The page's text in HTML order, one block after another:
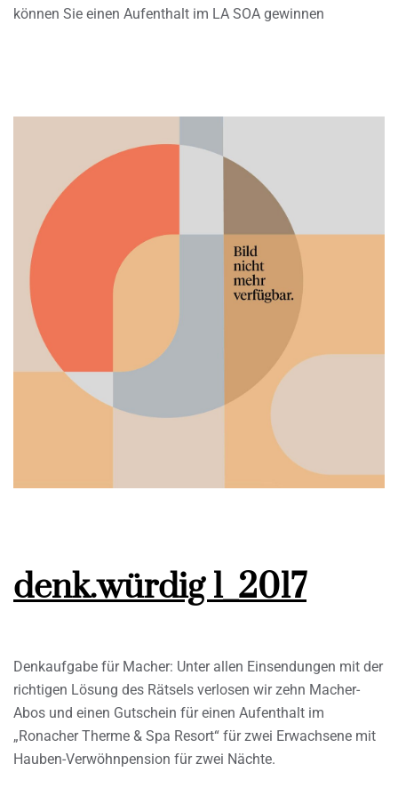
können Sie einen Aufenthalt im LA SOA gewinnen
denk.würdig 1_2017
Denkaufgabe für Macher: Unter allen Einsendungen mit der
richtigen Lösung des Rätsels verlosen wir zehn Macher-
Abos und einen Gutschein für einen Aufenthalt im
„Ronacher Therme & Spa Resort“ für zwei Erwachsene mit
Hauben-Verwöhnpension für zwei Nächte.